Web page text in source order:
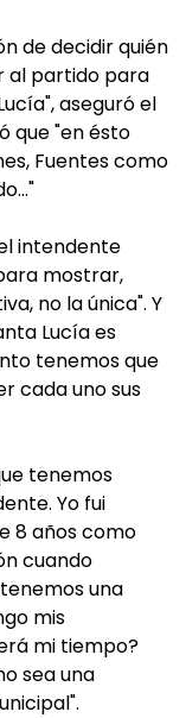
de decidir quién
al partido para
aseguró el
que "en ésto
Fuentes como
intendente
mostrar,
no la única". Y
Lucía es
tenemos que
cada uno sus
tenemos
Yo fui
8 años como
cuando
una
mis
mi tiempo?
sea una